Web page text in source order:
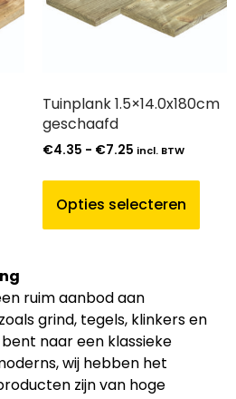
Tuinplank 1.5×14.0x180cm
geschaafd
€4.35 - €7.25 incl. BTW
Opties selecteren
ruim aanbod aan
grind, tegels, klinkers en
naar een klassieke
wij hebben het
zijn van hoge